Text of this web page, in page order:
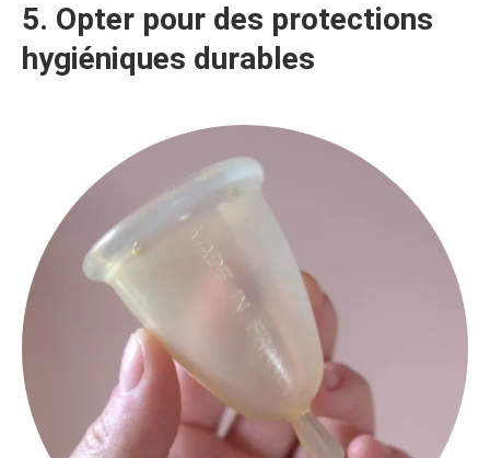
5. Opter pour des protections
hygiéniques durables